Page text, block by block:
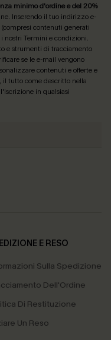
minimo d'ordine e del 20%
Inserendo il tuo indirizzo e-
contenuti generati
nostri Termini e condizioni.
e strumenti di tracciamento
se le e-mail vengono
contenuti e offerte e
tutto come descritto nella
in qualsiasi
E RESO
Sulla Spedizione
Dell'Ordine
Di Restituzione
Un Reso